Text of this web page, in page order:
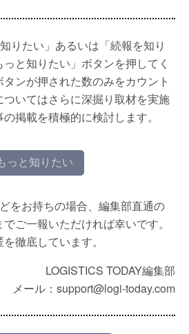
りたい」あるいは「続報を知り
と知りたい」ボタンを押してく
ンが押された数のみをカウント
ついてはさらに深掘り取材を実施
掲載を積極的に検討します。
っと知りたい
をお持ちの場合、編集部直通の
ご一報いただければ幸いです。
徹底しています。
LOGISTICS TODAY編集部
メール：support@logi-today.com